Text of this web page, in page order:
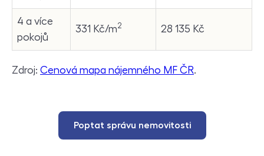
4 a více
pokojů
331 Kč/m2 28 135 Kč
Zdroj: Cenová mapa nájemného MF ČR.
Poptat správu nemovitosti